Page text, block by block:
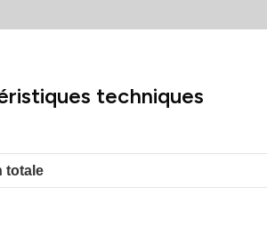
techniques
totale